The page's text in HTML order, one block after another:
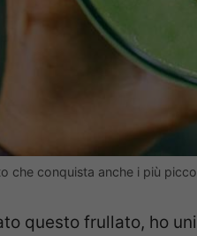
che conquista anche i più
questo frullato, ho